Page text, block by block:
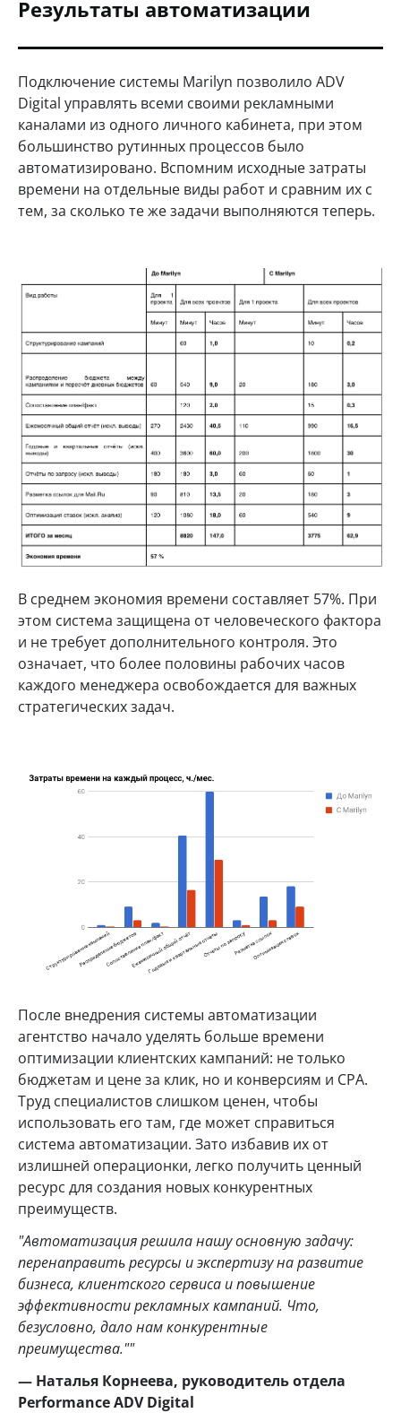
Результаты автоматизации
Подключение системы Marilyn позволило ADV
Digital управлять всеми своими рекламными
каналами из одного личного кабинета, при этом
большинство рутинных процессов было
автоматизировано. Вспомним исходные затраты
времени на отдельные виды работ и сравним их с
тем, за сколько те же задачи выполняются теперь.
В среднем экономия времени составляет 57%. При
этом система защищена от человеческого фактора
и не требует дополнительного контроля. Это
означает, что более половины рабочих часов
каждого менеджера освобождается для важных
стратегических задач.
После внедрения системы автоматизации
агентство начало уделять больше времени
оптимизации клиентских кампаний: не только
бюджетам и цене за клик, но и конверсиям и CPA.
Труд специалистов слишком ценен, чтобы
использовать его там, где может справиться
система автоматизации. Зато избавив их от
излишней операционки, легко получить ценный
ресурс для создания новых конкурентных
преимуществ.
"Автоматизация решила нашу основную задачу:
перенаправить ресурсы и экспертизу на развитие
бизнеса, клиентского сервиса и повышение
эффективности рекламных кампаний. Что,
безусловно, дало нам конкурентные
преимущества.""
— Наталья Корнеева, руководитель отдела
Performance ADV Digital